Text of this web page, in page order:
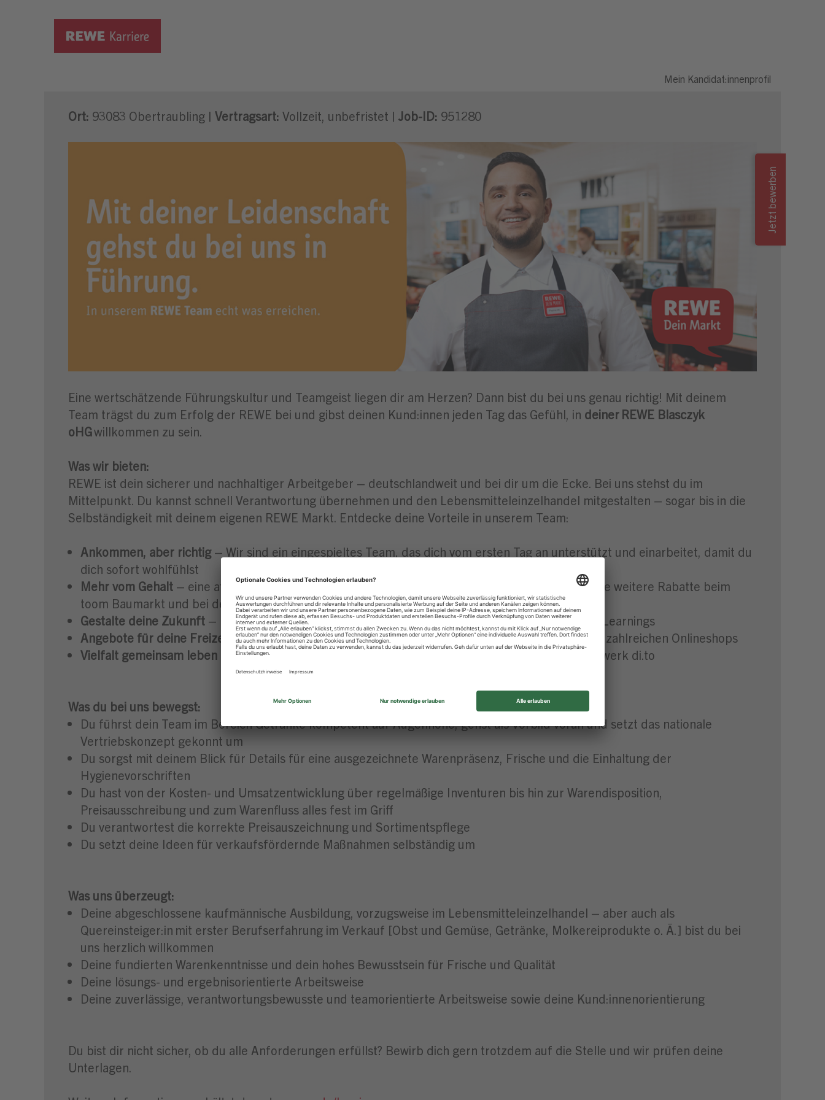
Mein Kandidat:innenprofil
Ort: 93083 Obertraubling | Vertragsart: Vollzeit, unbefristet | Job-ID: 951280
Eine wertschätzende Führungskultur und Teamgeist liegen dir am Herzen? Dann bist du bei uns genau richtig! Mit deinem
Team trägst du zum Erfolg der REWE bei und gibst deinen Kund:innen jeden Tag das Gefühl, in deiner REWE Blasczyk
oHGwillkommen zu sein.
Was wir bieten:
REWE ist dein sicherer und nachhaltiger Arbeitgeber – deutschlandweit und bei dir um die Ecke. Bei uns stehst du im
Mittelpunkt. Du kannst schnell Verantwortung übernehmen und den Lebensmitteleinzelhandel mitgestalten – sogar bis in die
Selbständigkeit mit deinem eigenen REWE Markt. Entdecke deine Vorteile in unserem Team:
Ankommen, aber richtig– Wir sind ein eingespieltes Team, das dich vom ersten Tag an unterstützt und einarbeitet, damit du
dich sofort wohlfühlst
Mehr vom Gehalt – eine attraktive Vergütung und 5 % Einkaufsrabatt bei REWE und PENNY sowie weitere Rabatte beim
toom Baumarkt und bei der DERTOUR Group
Gestalte deine Zukunft – mit unseren umfassendenAngebotenan Seminaren, Coachings und E-Learnings
Angebote für deine Freizeit
– wir bieten dir Vergünstigungen in Fitnessstudios sowie Rabatte bei zahlreichen Onlineshops
Vielfalt gemeinsam leben – konzernweite und regionale Netzwerke wie z. B. unser LGBTIQ-Netzwerk di.to
Was du bei uns bewegst:
Du führst dein Team im Bereich Getränke kompetent auf Augenhöhe, gehst als Vorbild voran und setzt das nationale
Vertriebskonzept gekonnt um
Du sorgst mit deinem Blick für Details für eine ausgezeichnete Warenpräsenz, Frische und die Einhaltung der
Hygienevorschriften
Du hast von der Kosten- und Umsatzentwicklung über regelmäßige Inventuren bis hin zur Warendisposition,
Preisausschreibung und zum Warenfluss alles fest im Griff
Du verantwortest die korrekte Preisauszeichnung und Sortimentspflege
Du setzt deine Ideen für verkaufsfördernde Maßnahmen selbständig um
Was uns überzeugt:
Deine abgeschlossene kaufmännische Ausbildung, vorzugsweise im Lebensmitteleinzelhandel – aber auch als
Quereinsteiger:in mit erster Berufserfahrung im Verkauf [Obst und Gemüse, Getränke, Molkereiprodukte o. Ä.] bist du bei
uns herzlich willkommen
Deine fundierten Warenkenntnisse und dein hohes Bewusstsein für Frische und Qualität
Deine lösungs- und ergebnisorientierte Arbeitsweise
Deine zuverlässige, verantwortungsbewusste und teamorientierte Arbeitsweise sowie deine Kund:innenorientierung
Du bist dir nicht sicher, ob du alle Anforderungen erfüllst? Bewirb dich gern trotzdem auf die Stelle und wir prüfen deine
Unterlagen.